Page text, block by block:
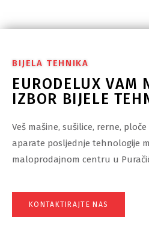
BIJELA TEHNIKA
EURODELUX VAM
IZBOR BIJELE
Veš mašine, sušilice, rerne,
aparate posljednje tehnologije
maloprodajnom centru u
KONTAKTIRAJTE NAS